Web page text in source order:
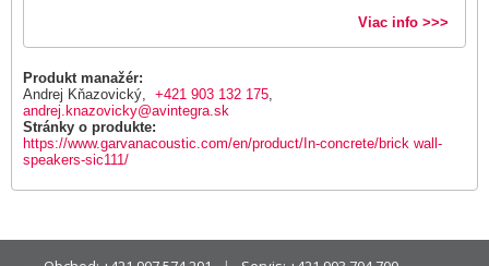
Viac info >>>
Produkt manažér:
Andrej Kňazovický, +421 903 132 175,
andrej.knazovicky@avintegra.sk
Stránky o produkte:
https://www.garvanacoustic.com/en/product/In-concrete/brick wall-
speakers-sic111/